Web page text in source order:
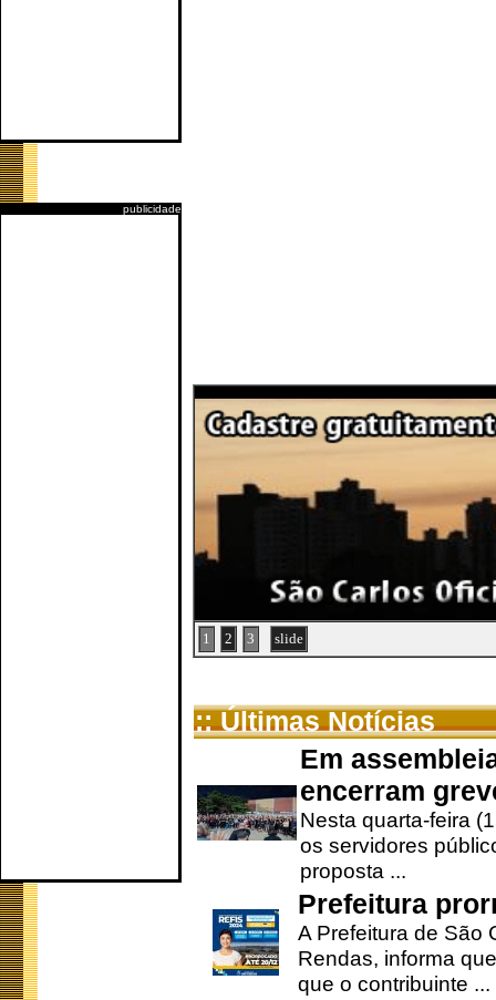
publicidade
1 2 3 slide
:: Últimas Notícias
Em
encerram
Nesta quarta-feira
os servidores
proposta ...
Prefeitura
A Prefeitura de São
Rendas, informa
que o contribuinte ...